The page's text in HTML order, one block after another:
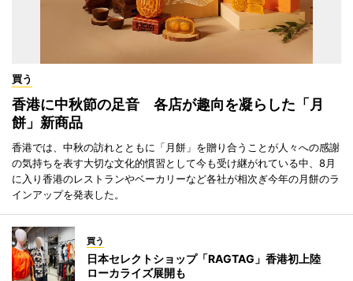
買う
香港に中秋節の足音 各店が趣向を凝らした「月
餅」新商品
香港では、中秋の訪れとともに「月餅」を贈り合うことが人々への感謝
の気持ちを表す大切な文化的慣習として今も受け継がれている中、8月
に入り香港のレストランやベーカリーなど各社が相次ぎ今年の月餅のラ
インアップを発表した。
買う
日本セレクトショップ「RAGTAG」香港初上陸
ローカライズ展開も